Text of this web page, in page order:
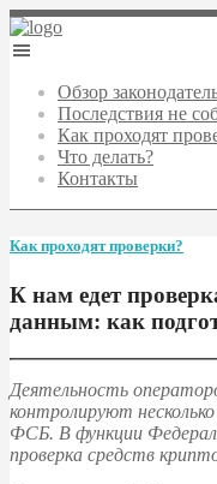
Обзор
Последствия не
Как проходят
Что делать?
Контакты
Как проходят проверки?
К нам едет
данным: как
Деятельность
контролируют
ФСБ. В функции
проверка средств